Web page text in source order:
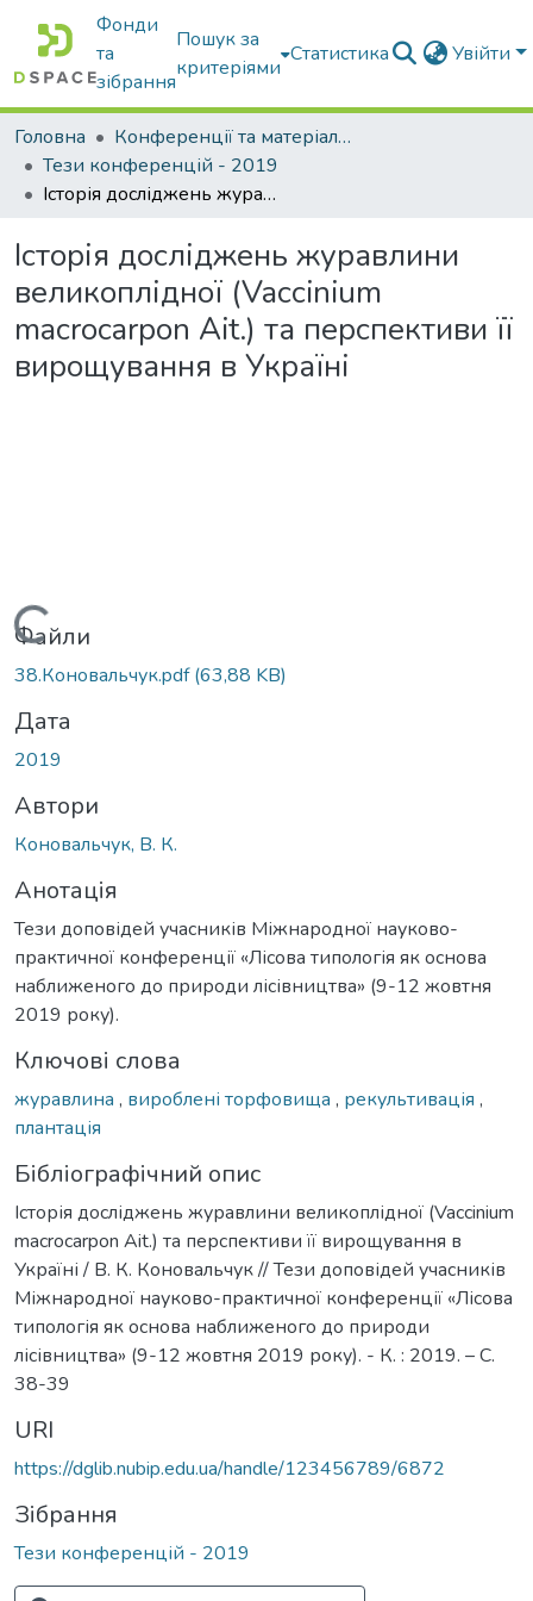
Фонди
та
зібрання
Пошук за
критеріями
Статистика Увійти
Головна
Конференції та матеріали конференцій
Тези конференцій - 2019
Історія досліджень журавлини великоплідної (Vaccinium macrocarpon Ait.) та перспективи її вирощування в Україні
Історія досліджень журавлини
великоплідної (Vaccinium
macrocarpon Ait.) та перспективи її
вирощування в Україні
Вантажиться...
Файли
38.Коновальчук.pdf(63,88 KB)
Дата
2019
Автори
Коновальчук, В. К.
Анотація
Тези доповідей учасників Міжнародної науково-
практичної конференції «Лісова типологія як основа
наближеного до природи лісівництва» (9-12 жовтня
2019 року).
Ключові слова
журавлина , вироблені торфовища , рекультивація ,
плантація
Бібліографічний опис
Історія досліджень журавлини великоплідної (Vaccinium
macrocarpon Ait.) та перспективи її вирощування в
Україні / В. К. Коновальчук // Тези доповідей учасників
Міжнародної науково-практичної конференції «Лісова
типологія як основа наближеного до природи
лісівництва» (9-12 жовтня 2019 року). - К. : 2019. – C.
38-39
URI
https://dglib.nubip.edu.ua/handle/123456789/6872
Зібрання
Тези конференцій - 2019